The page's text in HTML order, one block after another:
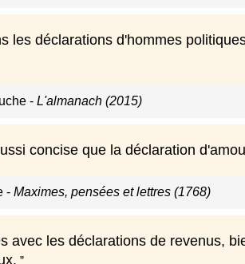
les déclarations d'hommes
- L'almanach (2015)
concise que la déclaration
- Maximes, pensées et lettres (1768)
avec les déclarations de revenus,